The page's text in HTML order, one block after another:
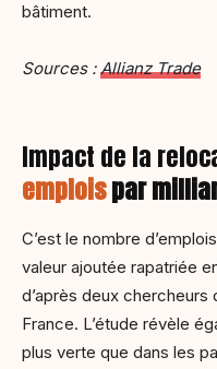
bâtiment.
Sources :Allianz Trade
Impact de la
emploispar
C’est le nombre
valeur ajoutée rapatriée
d’après deux chercheurs
France. L’étude révèle
plus verte que dans les